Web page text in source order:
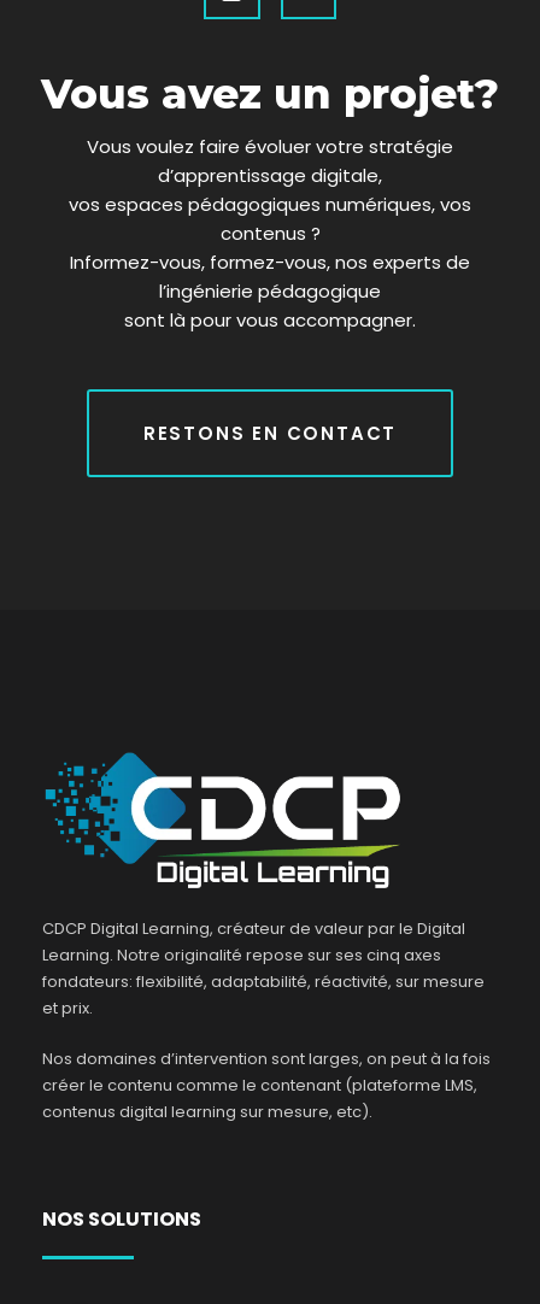
r
x
i e
e
Vous avez un projet?
Vous voulez faire évoluer votre stratégie
d’apprentissage digitale,
vos espaces pédagogiques numériques, vos
contenus ?
Informez-vous, formez-vous, nos experts de
l’ingénierie pédagogique
sont là pour vous accompagner.
RESTONS EN CONTACT
CDCP Digital Learning, créateur de valeur par le Digital
Learning. Notre originalité repose sur ses cinq axes
fondateurs: flexibilité, adaptabilité, réactivité, sur mesure
et prix.
Nos domaines d’intervention sont larges, on peut à la fois
créer le contenu comme le contenant (plateforme LMS,
contenus digital learning sur mesure, etc).
NOS SOLUTIONS